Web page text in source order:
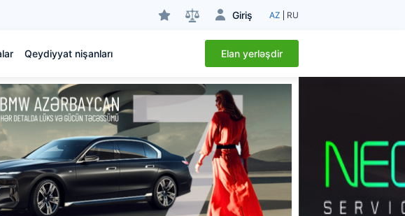
Giriş AZ RU
Qeydiyyat nişanları Elan yerləşdir